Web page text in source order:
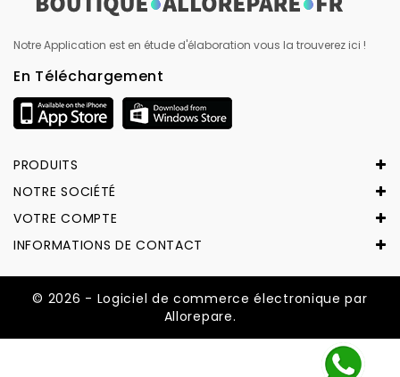
Notre Application est en étude d'élaboration vous la trouverez ici !
En Téléchargement
PRODUITS
NOTRE SOCIÉTÉ
VOTRE COMPTE
INFORMATIONS DE CONTACT
© 2026 - Logiciel de commerce électronique par
Allorepare.